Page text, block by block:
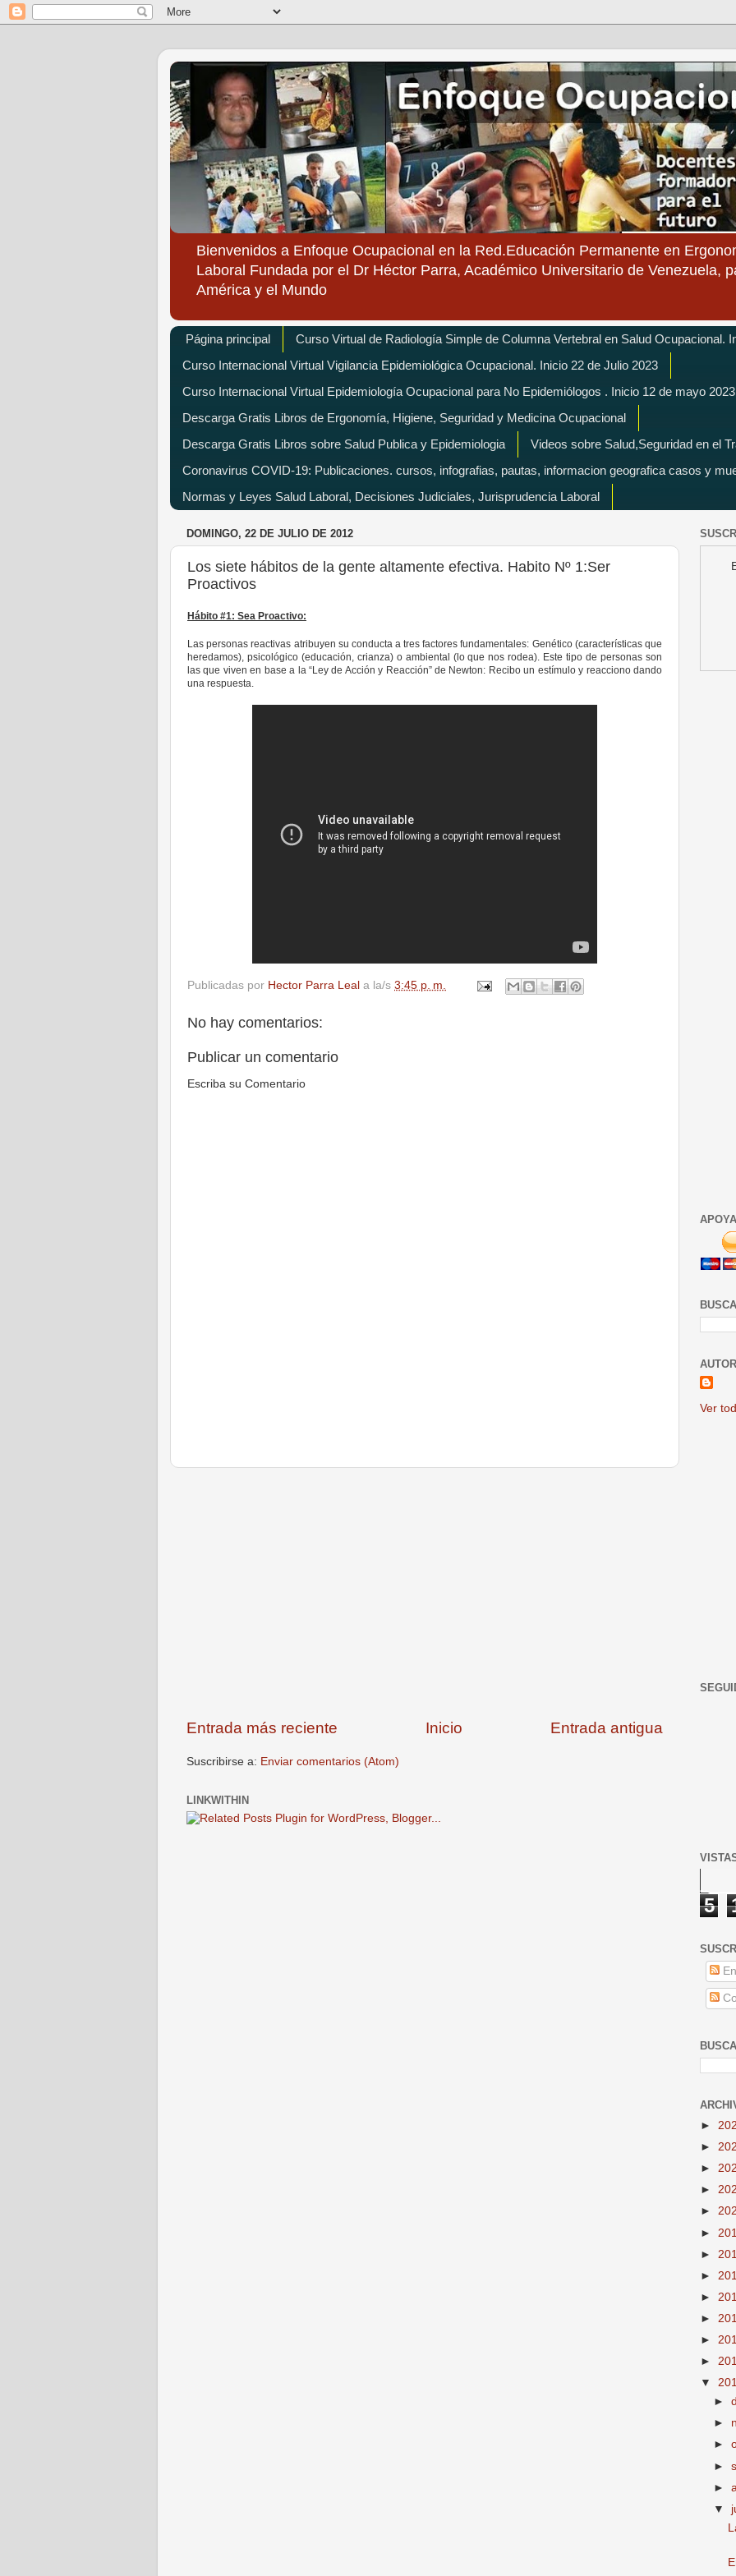
Bienvenidos a Enfoque Ocupacional en la Red.Educación Permanente en
Laboral Fundada por el Dr Héctor Parra, Académico Universitario de Venezuela,
América y el Mundo
Página principal
Curso Virtual de Radiología Simple de Columna Vertebral en Salud Ocupacional.
Curso Internacional Virtual Vigilancia Epidemiológica Ocupacional. Inicio 22 de Julio 2023
Curso Internacional Virtual Epidemiología Ocupacional para No Epidemiólogos . Inicio 12 de mayo 2023
Descarga Gratis Libros de Ergonomía, Higiene, Seguridad y Medicina Ocupacional
Descarga Gratis Libros sobre Salud Publica y Epidemiologia
Videos sobre Salud,Seguridad en el
Coronavirus COVID-19: Publicaciones. cursos, infografias, pautas, informacion geografica casos y
Normas y Leyes Salud Laboral, Decisiones Judiciales, Jurisprudencia Laboral
DOMINGO, 22 DE JULIO DE 2012
Los siete hábitos de la gente altamente efectiva. Habito Nº 1:Ser
Proactivos
Hábito #1: Sea Proactivo:
Las personas reactivas atribuyen su conducta a tres factores fundamentales: Genético (características que
heredamos), psicológico (educación, crianza) o ambiental (lo que nos rodea). Este tipo de personas son
las que viven en base a la “Ley de Acción y Reacción” de Newton: Recibo un estímulo y reacciono dando
una respuesta.
Publicadas por Hector Parra Leal a la/s 3:45 p. m.
No hay comentarios:
Publicar un comentario
Escriba su Comentario
Entrada más reciente Entrada antigua
Inicio
Suscribirse a: Enviar comentarios (Atom)
LINKWITHIN
Ver
5
►
►
►
►
►
►
►
►
►
►
►
►
▼
►
►
►
►
►
▼